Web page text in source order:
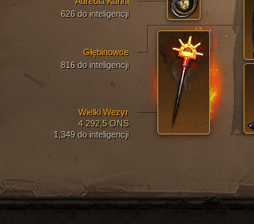
Głębinowce
816 do inteligencji
Wielki Wezyr
4 292,5 ONS
1,349 do inteligencji
626 do inteligencji